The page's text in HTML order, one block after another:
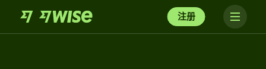
注册